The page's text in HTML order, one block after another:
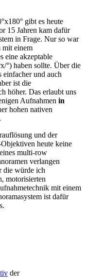
gibt es heute
15 Jahren kam dafür
in Frage. Nur so war
mit einem
eine akzeptable
°) haben sollte. Über die
einfacher und auch
ist die
höher. Das erlaubt uns
Aufnahmen in
hohen nativen
und der
heute keine
multi-row
verlangen
die würde ich
motorisierten
mit einem
ist dafür
der